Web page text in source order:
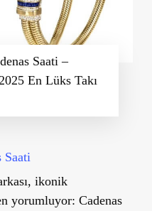
Saati –
En Lüks Takı
Saati
ikonik
yorumluyor: Cadenas